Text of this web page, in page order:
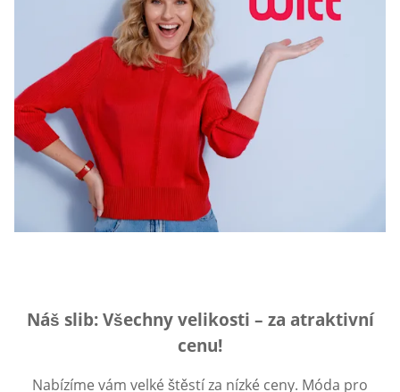
Náš slib: Všechny velikosti – za atraktivní
cenu!
Nabízíme vám velké štěstí za nízké ceny. Móda pro